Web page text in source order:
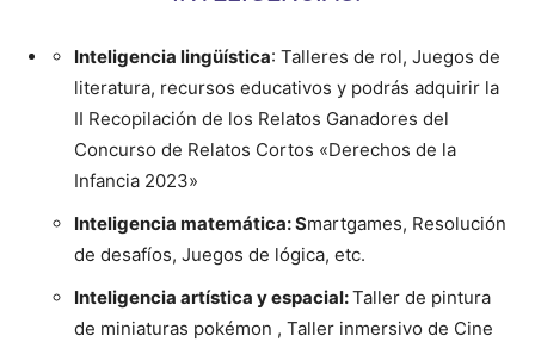
Inteligencia lingüística: Talleres de rol, Juegos de
literatura, recursos educativos y podrás adquirir la
II Recopilación de los Relatos Ganadores del
Concurso de Relatos Cortos «Derechos de la
Infancia 2023»
Inteligencia matemática: Smartgames, Resolución
de desafíos, Juegos de lógica, etc.
Inteligencia artística y espacial:Taller de pintura
de miniaturas pokémon , Taller inmersivo de Cine